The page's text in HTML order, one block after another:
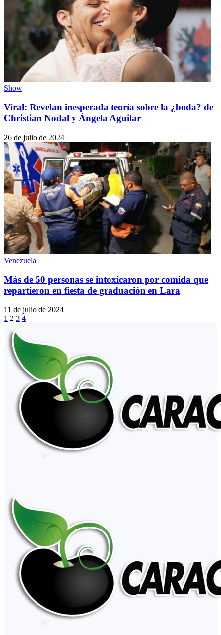
Show
Viral: Revelan inesperada teoría sobre la ¿boda? de
Christian Nodal y Ángela Aguilar
26 de julio de 2024
Venezuela
Más de 50 personas se intoxicaron por comida que
repartieron en fiesta de graduación en Lara
11 de julio de 2024
1 2 3 4